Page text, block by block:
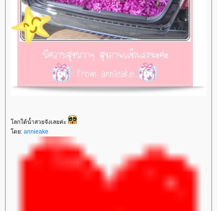
ลกใต้น้ำสวยจังเลยค่ะ
ดย: annieake